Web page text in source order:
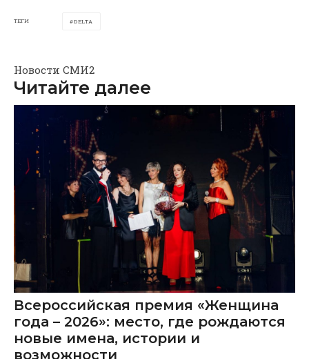
ТЕГИ DELTA
Новости СМИ2
Читайте далее
Всероссийская премия «Женщина
года – 2026»: место, где рождаются
новые имена, истории и
возможности